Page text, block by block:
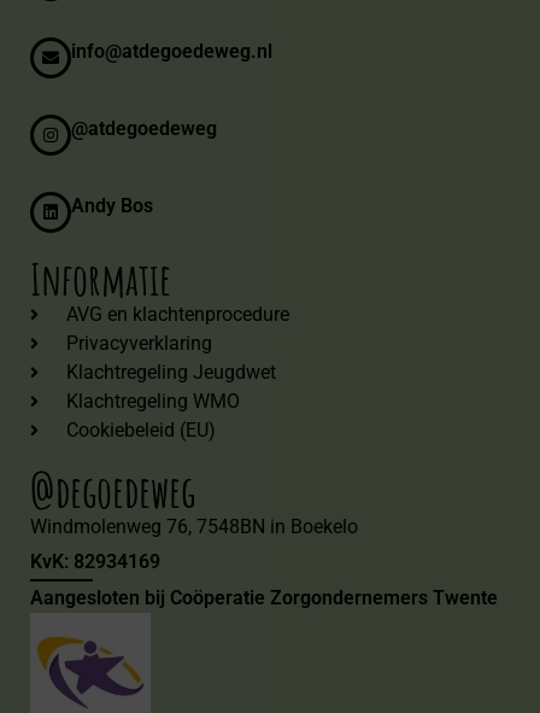
info@atdegoedeweg.nl
@atdegoedeweg
Andy Bos
Informatie
AVG en klachtenprocedure
Privacyverklaring
Klachtregeling Jeugdwet
Klachtregeling WMO
Cookiebeleid (EU)
@degoedeweg
Windmolenweg 76, 7548BN in Boekelo
KvK: 82934169
Aangesloten bij Coöperatie Zorgondernemers Twente